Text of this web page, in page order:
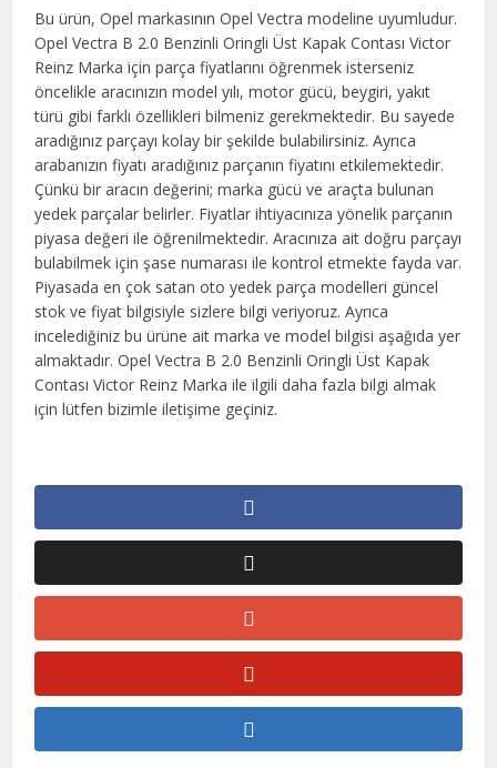
Bu ürün, Opel markasının Opel Vectra modeline uyumludur.
Opel Vectra B 2.0 Benzinli Oringli Üst Kapak Contası Victor
Reinz Marka için parça fiyatlarını öğrenmek isterseniz
öncelikle aracınızın model yılı, motor gücü, beygiri, yakıt
türü gibi farklı özellikleri bilmeniz gerekmektedir. Bu sayede
aradığınız parçayı kolay bir şekilde bulabilirsiniz. Ayrıca
arabanızın fiyatı aradığınız parçanın fiyatını etkilemektedir.
Çünkü bir aracın değerini; marka gücü ve araçta bulunan
yedek parçalar belirler. Fiyatlar ihtiyacınıza yönelik parçanın
piyasa değeri ile öğrenilmektedir. Aracınıza ait doğru parçayı
bulabilmek için şase numarası ile kontrol etmekte fayda var.
Piyasada en çok satan oto yedek parça modelleri güncel
stok ve fiyat bilgisiyle sizlere bilgi veriyoruz. Ayrıca
incelediğiniz bu ürüne ait marka ve model bilgisi aşağıda yer
almaktadır. Opel Vectra B 2.0 Benzinli Oringli Üst Kapak
Contası Victor Reinz Marka ile ilgili daha fazla bilgi almak
için lütfen bizimle iletişime geçiniz.